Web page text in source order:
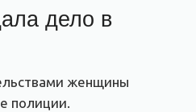
дело в
женщины
полиции.